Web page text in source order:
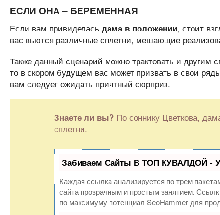
ЕСЛИ ОНА – БЕРЕМЕННАЯ
Если вам привиделась дама в положении, стоит
вас вьются различные сплетни, мешающие
Также данный сценарий можно трактовать и другим
то в скором будущем вас может призвать в свои
вам следует ожидать приятный сюрприз.
Знаете ли вы?По соннику Цветкова,
сплетни.
Забиваем Сайты В ТОП КУВАЛДОЙ -
Каждая ссылка анализируется по трем
сайта прозрачным и простым занятием.
по максимуму потенциал SeoHammer для